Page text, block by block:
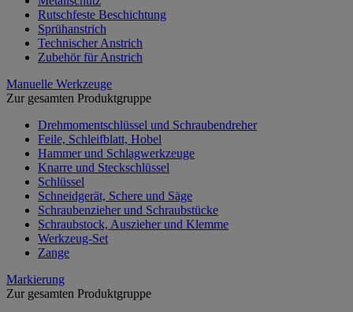
Rutschfeste Beschichtung
Sprühanstrich
Technischer Anstrich
Zubehör für Anstrich
Manuelle Werkzeuge
Zur gesamten Produktgruppe
Drehmomentschlüssel und Schraubendreher
Feile, Schleifblatt, Hobel
Hammer und Schlagwerkzeuge
Knarre und Steckschlüssel
Schlüssel
Schneidgerät, Schere und Säge
Schraubenzieher und Schraubstücke
Schraubstock, Auszieher und Klemme
Werkzeug-Set
Zange
Markierung
Zur gesamten Produktgruppe